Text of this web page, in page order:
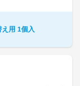
用 1個入